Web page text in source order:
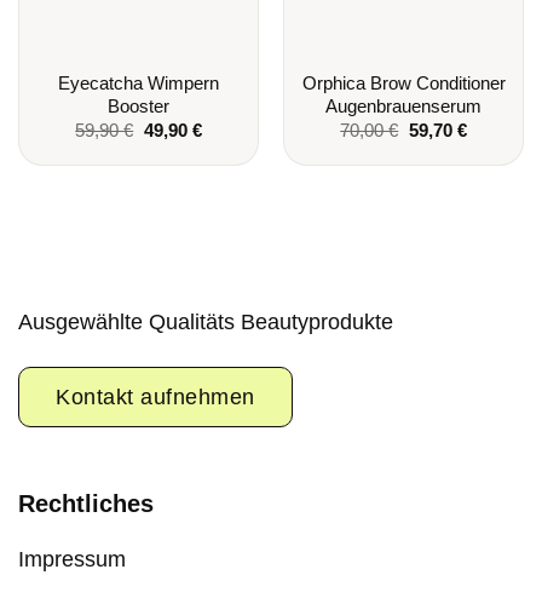
Eyecatcha Wimpern
Booster
59,90€ Ursprünglicher
Preis
war:
49,90 €Aktueller
ist:
Orphica Brow Conditioner
Augenbrauenserum
70,00€ Ursprünglicher
Preis
war:
59,70 €Aktueller
ist:
Ausgewählte Qualitäts Beautyprodukte
Kontakt aufnehmen
Rechtliches
Impressum